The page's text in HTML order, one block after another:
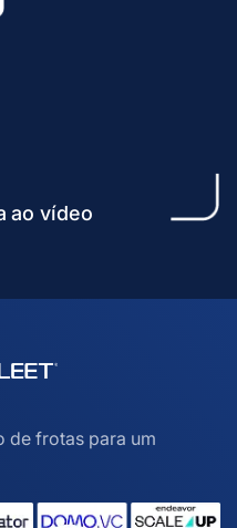
ao vídeo
de frotas para um